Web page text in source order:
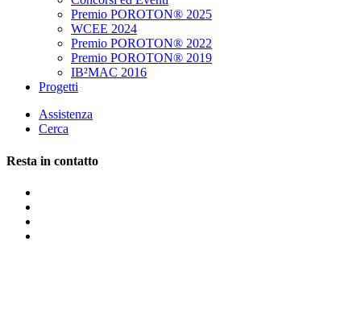
Premio POROTON® 2025
WCEE 2024
Premio POROTON® 2022
Premio POROTON® 2019
IB²MAC 2016
Progetti
Assistenza
Cerca
Resta in contatto